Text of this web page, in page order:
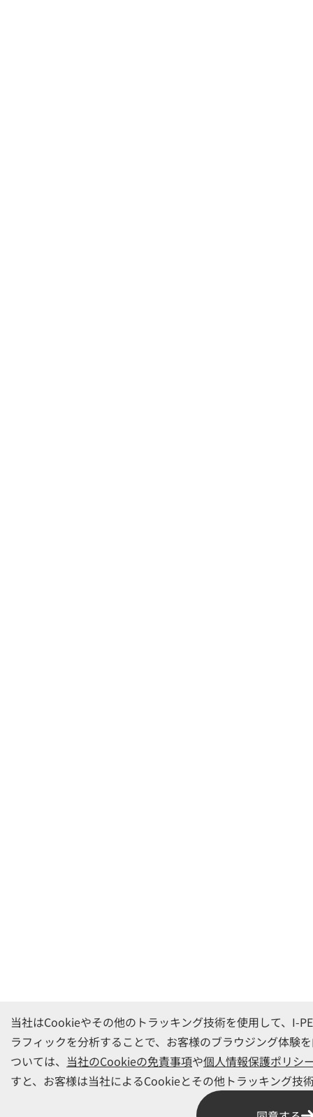
当社はCookieやその他のトラッキング技術を使用して、I-
ラフィックを分析することで、お客様のブラウジング体験
ついては、 当社のCookieの免責事項や個人情報保護ポリシ
すと、お客様は当社によるCookieとその他トラッキング技